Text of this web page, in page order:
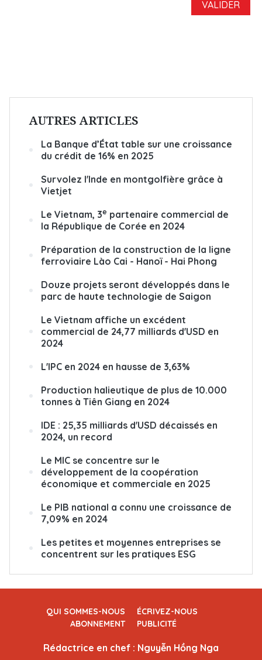
AUTRES ARTICLES
La Banque d’État table sur une croissance
du crédit de 16% en 2025
Survolez l'Inde en montgolfière grâce à
Vietjet
Le Vietnam, 3e partenaire commercial de
la République de Corée en 2024
Préparation de la construction de la ligne
ferroviaire Lào Cai - Hanoï - Hai Phong
Douze projets seront développés dans le
parc de haute technologie de Saigon
Le Vietnam affiche un excédent
commercial de 24,77 milliards d'USD en
2024
L'IPC en 2024 en hausse de 3,63%
Production halieutique de plus de 10.000
tonnes à Tiên Giang en 2024
IDE : 25,35 milliards d'USD décaissés en
2024, un record
Le MIC se concentre sur le
développement de la coopération
économique et commerciale en 2025
Le PIB national a connu une croissance de
7,09% en 2024
Les petites et moyennes entreprises se
concentrent sur les pratiques ESG
QUI SOMMES-NOUS
ÉCRIVEZ-NOUS
ABONNEMENT
PUBLICITÉ
Rédactrice en chef : Nguyễn Hồng Nga